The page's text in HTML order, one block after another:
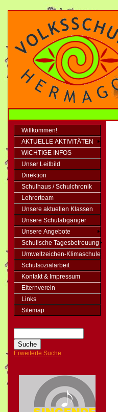
Willkommen!
AKTUELLE AKTIVITÄTEN
WICHTIGE INFOS
Unser Leitbild
Direktion
Schulhaus / Schulchronik
Lehrerteam
Unsere aktuellen Klassen
Unsere Schulabgänger
Unsere Angebote
Schulische Tagesbetreuung
Umweltzeichen-Klimaschule
Schulsozialarbeit
Kontakt & Impressum
Elternverein
Links
Sitemap
Erweiterte Suche